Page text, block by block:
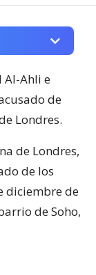
Al-Ahli e
de
Londres.
de Londres,
de los
diciembre de
de Soho,